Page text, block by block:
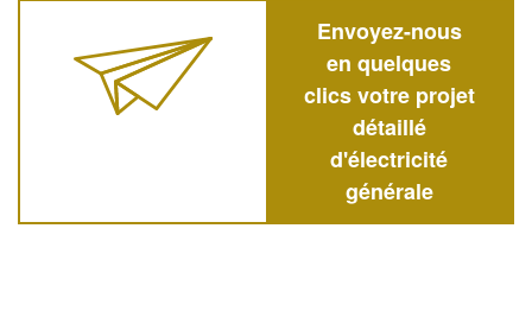
Envoyez-nous
en quelques
clics votre projet
détaillé
d'électricité
générale